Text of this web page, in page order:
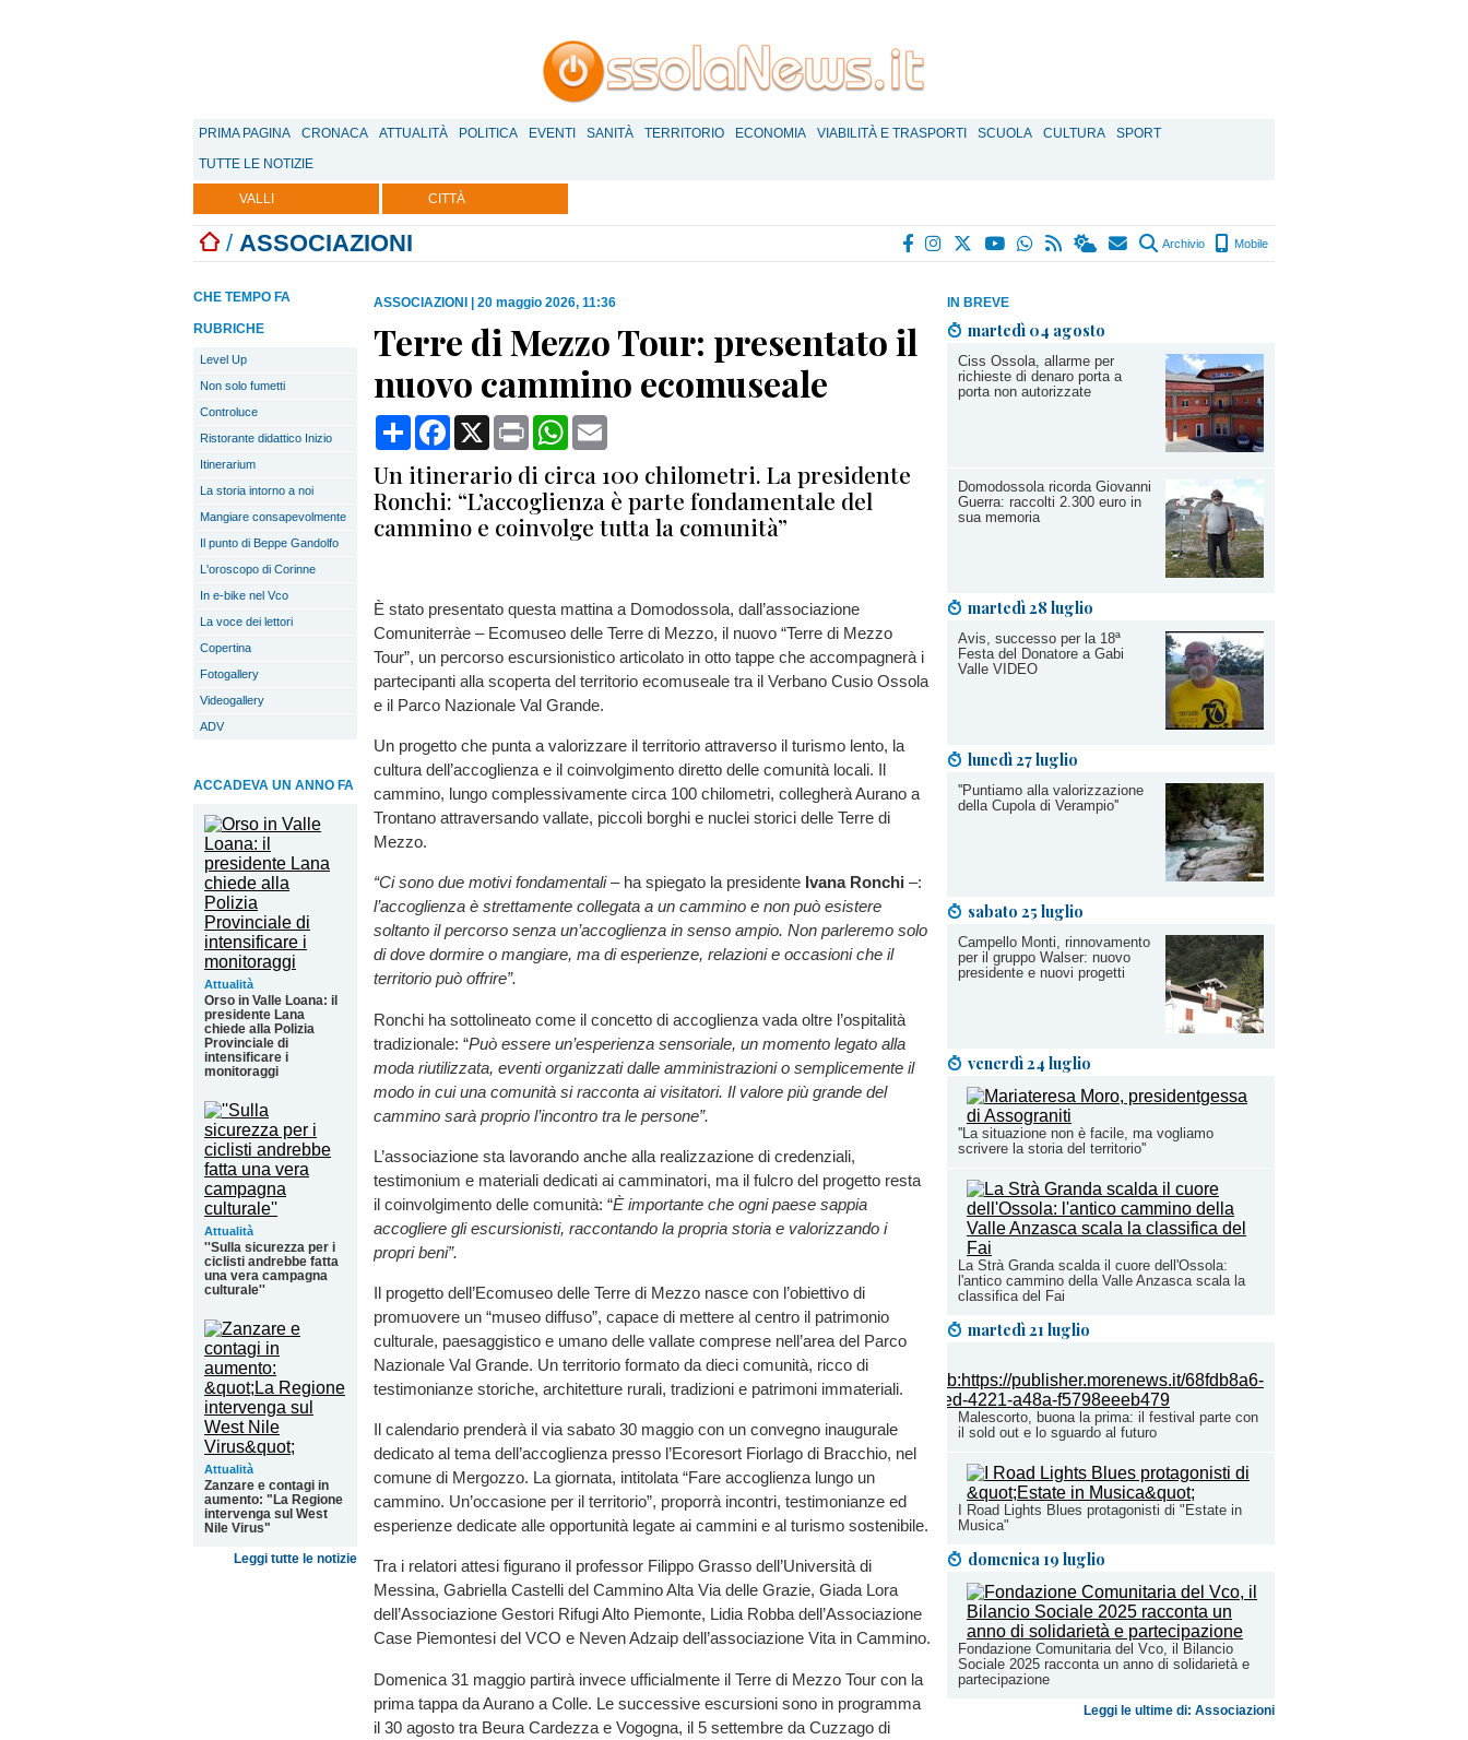
PRIMA PAGINA CRONACA ATTUALITÀ POLITICA EVENTI SANITÀ TERRITORIO ECONOMIA VIABILITÀ E TRASPORTI SCUOLA CULTURA
SPORT
TUTTE LE NOTIZIE
VALLI CITTÀ
/ ASSOCIAZIONI Archivio Mobile
IN BREVE
martedì 04 agosto
Ciss Ossola, allarme per
richieste di denaro porta a
porta non autorizzate
Domodossola ricorda Giovanni
Guerra: raccolti 2.300 euro in
sua memoria
martedì 28 luglio
Avis, successo per la 18ª
Festa del Donatore a Gabi
Valle VIDEO
lunedì 27 luglio
''Puntiamo alla valorizzazione
della Cupola di Verampio''
sabato 25 luglio
Campello Monti, rinnovamento
per il gruppo Walser: nuovo
presidente e nuovi progetti
venerdì 24 luglio
''La situazione non è facile, ma vogliamo
scrivere la storia del territorio''
La Strà Granda scalda il cuore dell'Ossola:
l'antico cammino della Valle Anzasca scala la
classifica del Fai
martedì 21 luglio
Malescorto, buona la prima: il festival parte con
il sold out e lo sguardo al futuro
I Road Lights Blues protagonisti di "Estate in
Musica"
domenica 19 luglio
Fondazione Comunitaria del Vco, il Bilancio
Sociale 2025 racconta un anno di solidarietà e
partecipazione
Leggi le ultime di: Associazioni
CHE TEMPO FA
RUBRICHE
Level Up
Non solo fumetti
Controluce
Ristorante didattico Inizio
Itinerarium
La storia intorno a noi
Mangiare consapevolmente
Il punto di Beppe Gandolfo
L'oroscopo di Corinne
In e-bike nel Vco
La voce dei lettori
Copertina
Fotogallery
Videogallery
ADV
ACCADEVA UN ANNO FA
Attualità
Orso in Valle Loana: il
presidente Lana
chiede alla Polizia
Provinciale di
intensificare i
monitoraggi
Attualità
''Sulla sicurezza per i
ciclisti andrebbe fatta
una vera campagna
culturale''
Attualità
Zanzare e contagi in
aumento: "La Regione
intervenga sul West
Nile Virus"
Leggi tutte le notizie
ASSOCIAZIONI 20 maggio 2026, 11:36
Terre di Mezzo Tour: presentato il
nuovo cammino ecomuseale
CondividiFacebook
X Print WhatsApp
Un itinerario di circa 100 chilometri. La presidente
Ronchi: “L’accoglienza è parte fondamentale del
cammino e coinvolge tutta la comunità”
È stato presentato questa mattina a Domodossola, dall’associazione
Comuniterràe – Ecomuseo delle Terre di Mezzo, il nuovo “Terre di Mezzo
Tour”, un percorso escursionistico articolato in otto tappe che accompagnerà i
partecipanti alla scoperta del territorio ecomuseale tra il Verbano Cusio Ossola
e il Parco Nazionale Val Grande.
Un progetto che punta a valorizzare il territorio attraverso il turismo lento, la
cultura dell’accoglienza e il coinvolgimento diretto delle comunità locali. Il
cammino, lungo complessivamente circa 100 chilometri, collegherà Aurano a
Trontano attraversando vallate, piccoli borghi e nuclei storici delle Terre di
Mezzo.
“Ci sono due motivi fondamentali– ha spiegato la presidente Ivana Ronchi –:
l’accoglienza è strettamente collegata a un cammino e non può esistere
soltanto il percorso senza un’accoglienza in senso ampio. Non parleremo solo
di dove dormire o mangiare, ma di esperienze, relazioni e occasioni che il
territorio può offrire”.
Ronchi ha sottolineato come il concetto di accoglienza vada oltre l’ospitalità
tradizionale: “Può essere un’esperienza sensoriale, un momento legato alla
moda riutilizzata, eventi organizzati dalle amministrazioni o semplicemente il
modo in cui una comunità si racconta ai visitatori. Il valore più grande del
cammino sarà proprio l’incontro tra le persone”.
L’associazione sta lavorando anche alla realizzazione di credenziali,
testimonium e materiali dedicati ai camminatori, ma il fulcro del progetto resta
il coinvolgimento delle comunità: “È importante che ogni paese sappia
accogliere gli escursionisti, raccontando la propria storia e valorizzando i
propri beni”.
Il progetto dell’Ecomuseo delle Terre di Mezzo nasce con l’obiettivo di
promuovere un “museo diffuso”, capace di mettere al centro il patrimonio
culturale, paesaggistico e umano delle vallate comprese nell’area del Parco
Nazionale Val Grande. Un territorio formato da dieci comunità, ricco di
testimonianze storiche, architetture rurali, tradizioni e patrimoni immateriali.
Il calendario prenderà il via sabato 30 maggio con un convegno inaugurale
dedicato al tema dell’accoglienza presso l’Ecoresort Fiorlago di Bracchio, nel
comune di Mergozzo. La giornata, intitolata “Fare accoglienza lungo un
cammino. Un’occasione per il territorio”, proporrà incontri, testimonianze ed
esperienze dedicate alle opportunità legate ai cammini e al turismo sostenibile.
Tra i relatori attesi figurano il professor Filippo Grasso dell’Università di
Messina, Gabriella Castelli del Cammino Alta Via delle Grazie, Giada Lora
dell’Associazione Gestori Rifugi Alto Piemonte, Lidia Robba dell’Associazione
Case Piemontesi del VCO e Neven Adzaip dell’associazione Vita in Cammino.
Domenica 31 maggio partirà invece ufficialmente il Terre di Mezzo Tour con la
prima tappa da Aurano a Colle. Le successive escursioni sono in programma
il 30 agosto tra Beura Cardezza e Vogogna, il 5 settembre da Cuzzago di